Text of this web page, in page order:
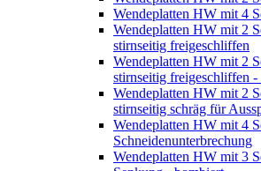
Wendeplatten HW mit 4
Wendeplatten HW mit 2
stirnseitig freigeschliffen
Wendeplatten HW mit 2
stirnseitig freigeschliffen
Wendeplatten HW mit 2
stirnseitig schräg für
Wendeplatten HW mit 4
Schneidenunterbrechung
Wendeplatten HW mit 3